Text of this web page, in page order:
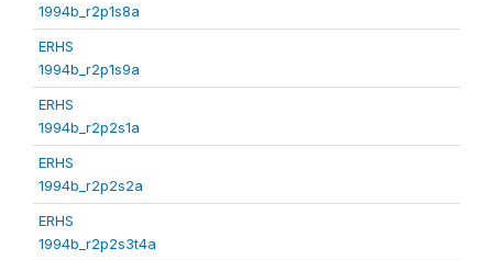
1994b_r2p1s8a
ERHS
1994b_r2p1s9a
ERHS
1994b_r2p2s1a
ERHS
1994b_r2p2s2a
ERHS
1994b_r2p2s3t4a